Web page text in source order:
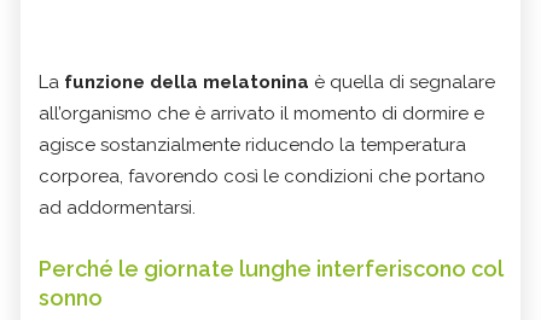
La funzione della melatonina è quella di segnalare
all’organismo che è arrivato il momento di dormire e
agisce sostanzialmente riducendo la temperatura
corporea, favorendo così le condizioni che portano
ad addormentarsi.
Perché le giornate lunghe interferiscono col
sonno